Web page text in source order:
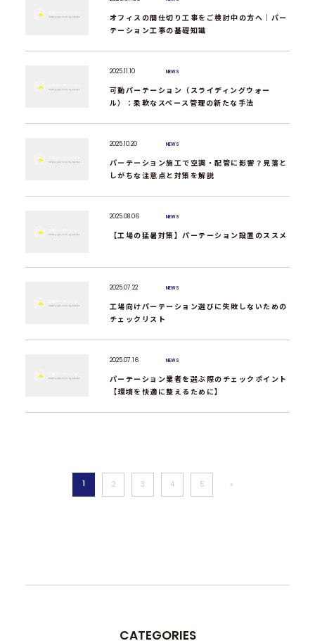
オフィスの間仕切り工事をご検討中の方へ｜パー
テーション工事の基礎知識
2025.11.10 NEWS
可動パーテーション（スライディングウォー
ル）：柔軟なスペース管理の新たな手法
2025.10.20 NEWS
パーテーション施工で空調・配管に影響？見落と
しがちな注意点と対策を解説
2025.08.06 NEWS
【工場の猛暑対策】パーテーション設置のススメ
2025.07.22 NEWS
工場向けパーテーション選びに失敗しないための
チェックリスト
2025.07.16 NEWS
パーテーション業者を選ぶ際のチェックポイント
【環境を快適に整えるために】
1 2 3 4 5 »
CATEGORIES